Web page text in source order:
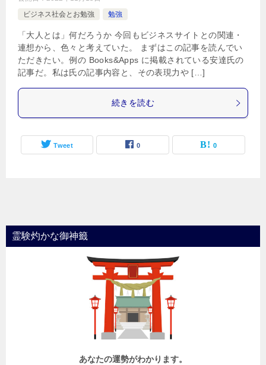
ビジネス社会とお勉強
勉強
「大人とは」何だろうか 今回もビジネスサイトとの関連・
連想から、色々と考えていた。 まずはこの記事を読んでい
ただきたい。例の Books&Apps に掲載されている安達氏の
記事だ。私は氏の記事内容と、その表現力や […]
続きを読む
Tweet 0 0
霊験灼かな御神籤
あなたの運勢がわかります。